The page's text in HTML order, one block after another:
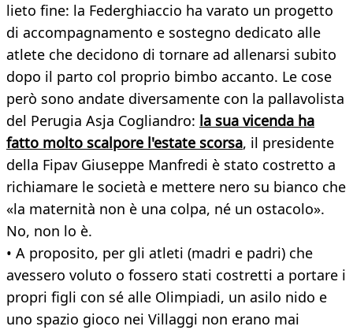
lieto fine: la Federghiaccio ha varato un progetto
di accompagnamento e sostegno dedicato alle
atlete che decidono di tornare ad allenarsi subito
dopo il parto col proprio bimbo accanto. Le cose
però sono andate diversamente con la pallavolista
del Perugia Asja Cogliandro: la sua vicenda ha
fatto molto scalpore l'estate scorsa, il presidente
della Fipav Giuseppe Manfredi è stato costretto a
richiamare le società e mettere nero su bianco che
«la maternità non è una colpa, né un ostacolo».
No, non lo è.
• A proposito, per gli atleti (madri e padri) che
avessero voluto o fossero stati costretti a portare i
propri figli con sé alle Olimpiadi, un asilo nido e
uno spazio gioco nei Villaggi non erano mai